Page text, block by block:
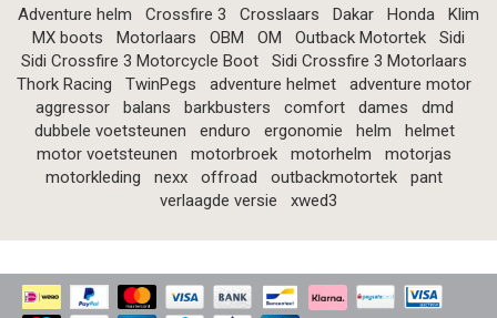
Adventure helm Crossfire 3 Crosslaars Dakar Honda
Klim
MX boots
Motorlaars OBM OM Outback Motortek
Sidi
Sidi Crossfire 3 Motorcycle Boot
Sidi Crossfire 3 Motorlaars
Thork Racing
TwinPegs adventure helmet
adventure motor
aggressor
balans barkbusters comfort dames
dmd
dubbele voetsteunen
enduro ergonomie helm
helmet
motor voetsteunen
motorbroek motorhelm
motorjas
motorkleding
nexx offroad outbackmotortek
pant
verlaagde versie
xwed3